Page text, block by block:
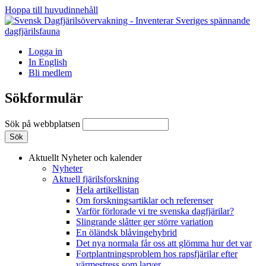
Hoppa till huvudinnehåll
Logga in
In English
Bli medlem
Sökformulär
Sök på webbplatsen
Aktuellt Nyheter och kalender
Nyheter
Aktuell fjärilsforskning
Hela artikellistan
Om forskningsartiklar och referenser
Varför förlorade vi tre svenska dagfjärilar?
Slingrande slåtter ger större variation
En öländsk blåvingehybrid
Det nya normala får oss att glömma hur det var
Fortplantningsproblem hos rapsfjärilar efter